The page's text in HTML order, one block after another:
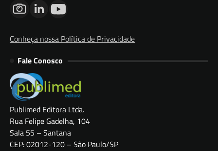
Conheça nossa Política de Privacidade
Fale Conosco
Publimed Editora Ltda.
Rua Felipe Gadelha, 104
Sala 55 – Santana
CEP: 02012-120 – São Paulo/SP